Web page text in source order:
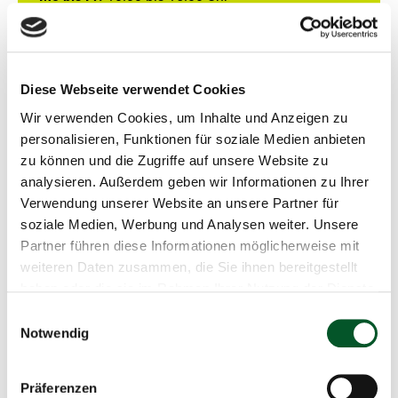
Diese Webseite verwendet Cookies
Wir verwenden Cookies, um Inhalte und Anzeigen zu
personalisieren, Funktionen für soziale Medien anbieten
zu können und die Zugriffe auf unsere Website zu
analysieren. Außerdem geben wir Informationen zu Ihrer
Verwendung unserer Website an unsere Partner für
soziale Medien, Werbung und Analysen weiter. Unsere
Partner führen diese Informationen möglicherweise mit
weiteren Daten zusammen, die Sie ihnen bereitgestellt
Notwendig
Präferenzen
Hinweise für die Projektdurchführung
und Nutzung von profi-Online
AnpaSo_Hinweise-zur-
Projektdurchfuehrung_FSP1.pdf(383 KB, PDF
AnpaSo_Hinweise-zur-
Projektdurchfuehrung_FSP2.pdf (381 KB, PDF)
AnpaSo Merkblatt-Nachhaltigkeitsprüfung
380
, PDF